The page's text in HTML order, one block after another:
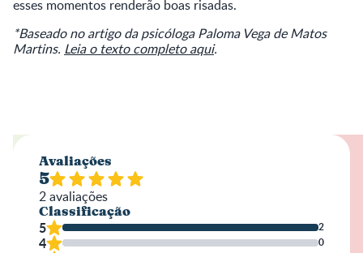
esses momentos renderão boas risadas.
*Baseado no artigo da psicóloga Paloma Vega de Matos
Martins. Leia o texto completo aqui.
Avaliações
5
2avaliações
Classificação
5 2
4 0